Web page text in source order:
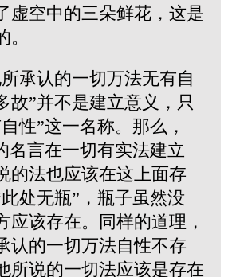
虚空中的三朵鲜花，这是
承认的一切万法无有自
故”并不是建立意义，只
性”这一名称。那么，
名言在一切有实法建立
的法也应该在这上面存
处无瓶”，瓶子虽然没
应该存在。同样的道理，
认的一切万法自性不存
所说的一切法应该是存在